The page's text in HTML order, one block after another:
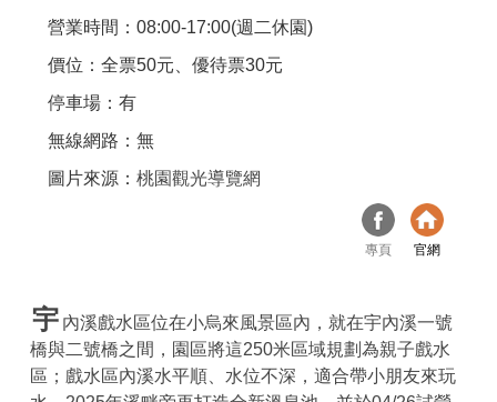
營業時間：08:00-17:00(週二休園)
價位：全票50元、優待票30元
停車場：有
無線網路：無
圖片來源： 桃園觀光導覽網
專頁 官網
宇 內溪戲水區位在小烏來風景區內，就在宇內溪一號
橋與二號橋之間，園區將這250米區域規劃為親子戲水
區；戲水區內溪水平順、水位不深，適合帶小朋友來玩